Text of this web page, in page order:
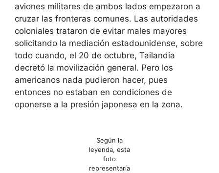
aviones militares de ambos lados empezaron a
cruzar las fronteras comunes. Las autoridades
coloniales trataron de evitar males mayores
solicitando la mediación estadounidense, sobre
todo cuando, el 20 de octubre, Tailandia
decretó la movilización general. Pero los
americanos nada pudieron hacer, pues
entonces no estaban en condiciones de
oponerse a la presión japonesa en la zona.
Según la
leyenda, esta
foto
representaría